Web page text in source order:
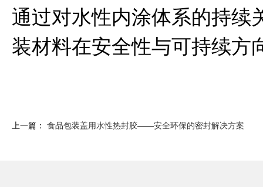
通过对水性内涂体系的持续
装材料在安全性与可持续方
上一篇： 食品包装盖用水性热封胶——安全环保的密封解决方案